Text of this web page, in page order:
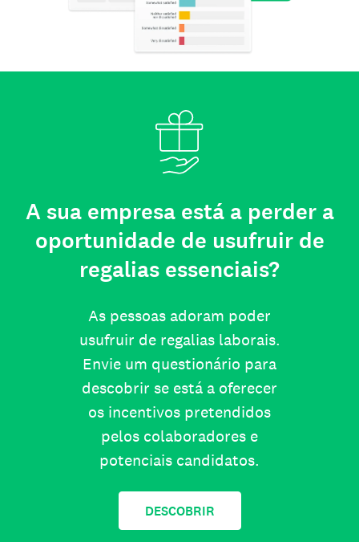
A sua empresa está a perder a
oportunidade de usufruir de
regalias essenciais?
As pessoas adoram poder
usufruir de regalias laborais.
Envie um questionário para
descobrir se está a oferecer
os incentivos pretendidos
pelos colaboradores e
potenciais candidatos.
DESCOBRIR